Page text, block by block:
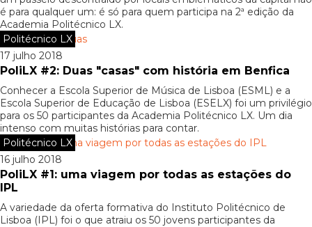
é para qualquer um: é só para quem participa na 2ª edição da
Academia Politécnico LX.
Politécnico LX
17 julho 2018
PoliLX #2: Duas "casas" com história em Benfica
Conhecer a Escola Superior de Música de Lisboa (ESML) e a
Escola Superior de Educação de Lisboa (ESELX) foi um privilégio
para os 50 participantes da Academia Politécnico LX. Um dia
intenso com muitas histórias para contar.
Politécnico LX
16 julho 2018
PoliLX #1: uma viagem por todas as estações do
IPL
A variedade da oferta formativa do Instituto Politécnico de
Lisboa (IPL) foi o que atraiu os 50 jovens participantes da